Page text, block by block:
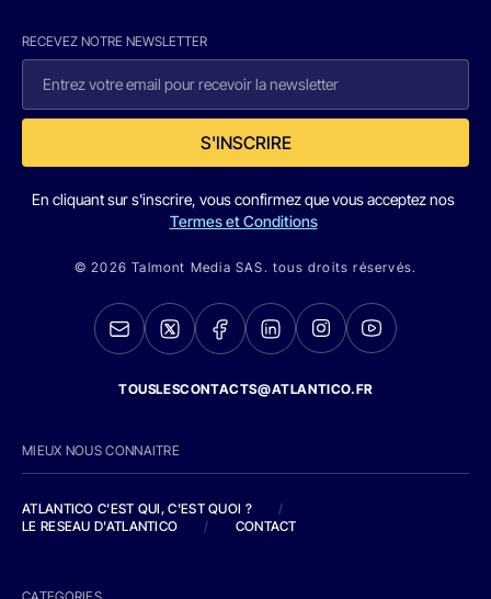
RECEVEZ NOTRE NEWSLETTER
S'INSCRIRE
En cliquant sur s'inscrire, vous confirmez que vous acceptez nos
Termes et Conditions
© 2026 Talmont Media SAS. tous droits réservés.
TOUSLESCONTACTS@ATLANTICO.FR
MIEUX NOUS CONNAITRE
ATLANTICO C'EST QUI, C'EST QUOI ?
/
LE RESEAU D'ATLANTICO
/ CONTACT